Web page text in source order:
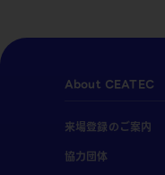
About CEATEC
来場登録のご案内
協力団体